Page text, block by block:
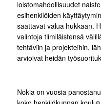
loistomahdollisuudet
esihenkilöiden
saattavat valua hukkaan.
valintoja tiimiläistensä
tehtäviin ja projekteihin,
arvioivat heidän
Nokia on vuosia